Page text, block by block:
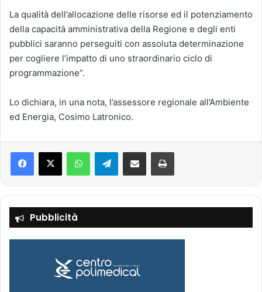
La qualità dell’allocazione delle risorse ed il potenziamento
della capacità amministrativa della Regione e degli enti
pubblici saranno perseguiti con assoluta determinazione
per cogliere l’impatto di uno straordinario ciclo di
programmazione”.
Lo dichiara, in una nota, l’assessore regionale all’Ambiente
ed Energia, Cosimo Latronico.
Telegram
Pubblicità